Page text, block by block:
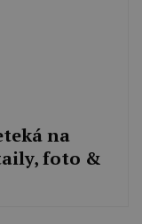
na
foto &